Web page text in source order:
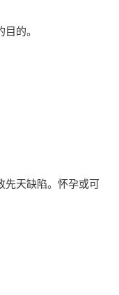
的。
先天缺陷。怀孕或可